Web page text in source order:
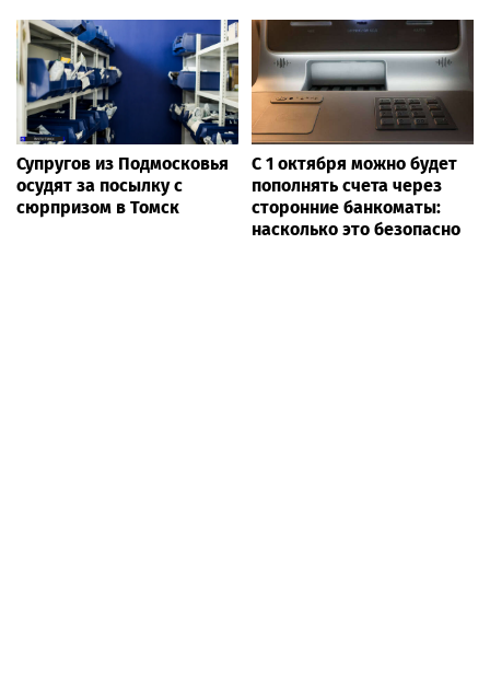
Супругов из Подмосковья
осудят за посылку с
сюрпризом в Томск
С 1 октября можно будет
пополнять счета через
сторонние банкоматы:
насколько это безопасно